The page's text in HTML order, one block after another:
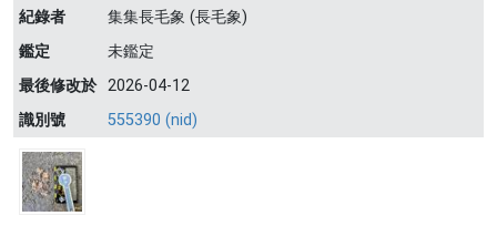
紀錄者
集集長毛象 (長毛象)
鑑定
未鑑定
最後修改於 2026-04-12
識別號
555390 (nid)